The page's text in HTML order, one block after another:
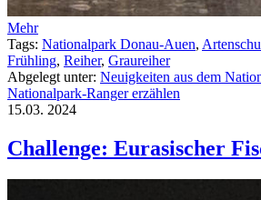
Mehr
Tags: Nationalpark Donau-Auen,
Frühling, Reiher, Graureiher
Abgelegt unter: Neuigkeiten aus dem
Nationalpark-Ranger erzählen
15.03. 2024
Challenge: Eurasischer